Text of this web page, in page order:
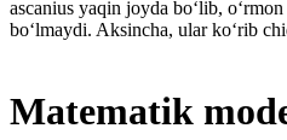
ascanius yaqin joyda boʻlib,
boʻlmaydi. Aksincha, ular koʻrib
Matematik